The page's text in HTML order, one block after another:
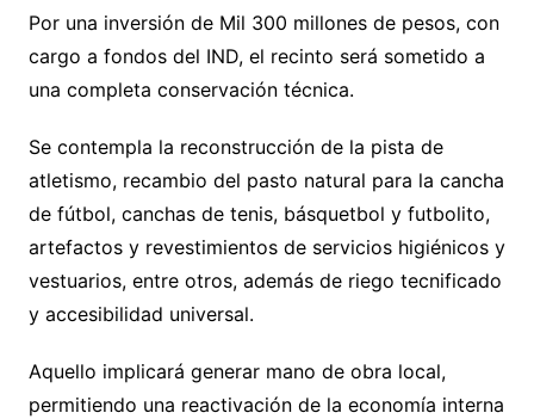
Por una inversión de Mil 300 millones de pesos, con
cargo a fondos del IND, el recinto será sometido a
una completa conservación técnica.
Se contempla la reconstrucción de la pista de
atletismo, recambio del pasto natural para la cancha
de fútbol, canchas de tenis, básquetbol y futbolito,
artefactos y revestimientos de servicios higiénicos y
vestuarios, entre otros, además de riego tecnificado
y accesibilidad universal.
Aquello implicará generar mano de obra local,
permitiendo una reactivación de la economía interna